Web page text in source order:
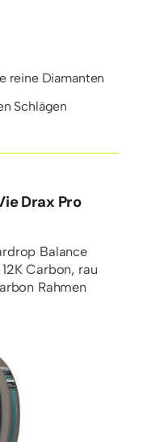
reine Diamanten
Schlägen
Drax Pro
Balance
12K Carbon, rau
Rahmen